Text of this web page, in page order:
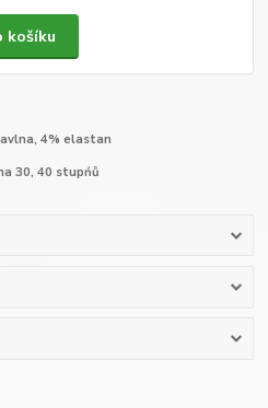
košíku
4% elastan
30, 40 stupńů